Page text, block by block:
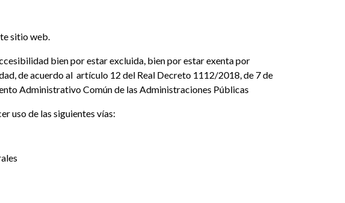
sitio web.
bien por estar excluida, bien por estar exenta por
de acuerdo al artículo 12 del Real Decreto 1112/2018, de 7 de
Administrativo Común de las Administraciones Públicas
uso de las siguientes vías: